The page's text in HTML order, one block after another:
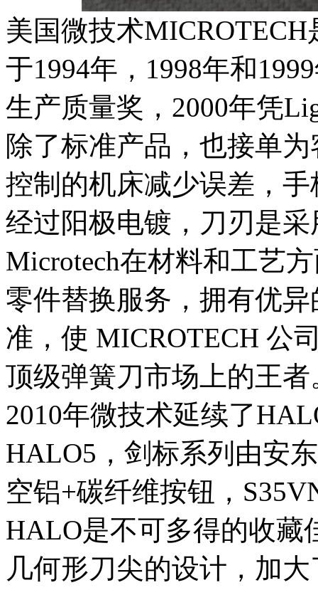
美国微技术
于1994年，1998年和
生产质量奖，2000年凭
除了标准产品，也接单
控制的机床减少误差，
经过阳极电镀，刀刃是
Microtech在材料和工艺
零件替换服务，拥有优
准，使 MICROTECH 公
顶级弹簧刀市场上的王者
2010年微技术延续了
HALO5，剑标系列由安
空铝+碳纤维按钮，
HALO是不可多得的收藏
几何形刀尖的设计，加